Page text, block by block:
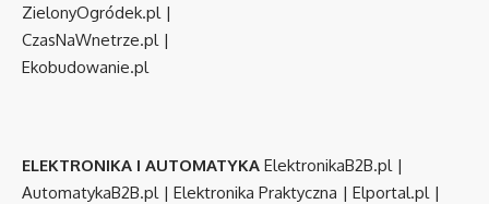
ZielonyOgródek.pl |
CzasNaWnetrze.pl |
Ekobudowanie.pl
ELEKTRONIKA I AUTOMATYKA ElektronikaB2B.pl |
AutomatykaB2B.pl | Elektronika Praktyczna | Elportal.pl |